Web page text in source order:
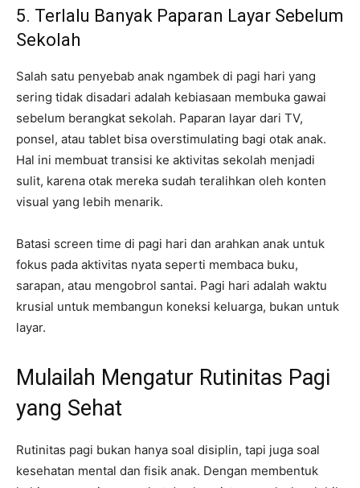
5. Terlalu Banyak Paparan Layar Sebelum
Sekolah
Salah satu penyebab anak ngambek di pagi hari yang
sering tidak disadari adalah kebiasaan membuka gawai
sebelum berangkat sekolah. Paparan layar dari TV,
ponsel, atau tablet bisa overstimulating bagi otak anak.
Hal ini membuat transisi ke aktivitas sekolah menjadi
sulit, karena otak mereka sudah teralihkan oleh konten
visual yang lebih menarik.
Batasi screen time di pagi hari dan arahkan anak untuk
fokus pada aktivitas nyata seperti membaca buku,
sarapan, atau mengobrol santai. Pagi hari adalah waktu
krusial untuk membangun koneksi keluarga, bukan untuk
layar.
Mulailah Mengatur Rutinitas Pagi
yang Sehat
Rutinitas pagi bukan hanya soal disiplin, tapi juga soal
kesehatan mental dan fisik anak. Dengan membentuk